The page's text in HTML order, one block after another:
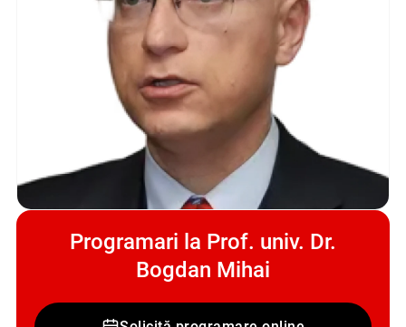
Programari la Prof. univ. Dr.
Bogdan Mihai